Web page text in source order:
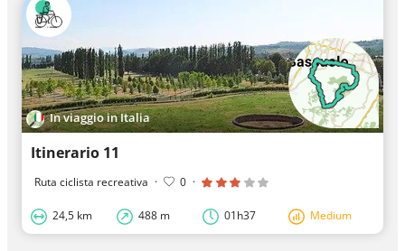
In viaggio in Italia
Itinerario 11
Ruta ciclista recreativa · 0 ·
24,5 km 488 m 01h37 Medium